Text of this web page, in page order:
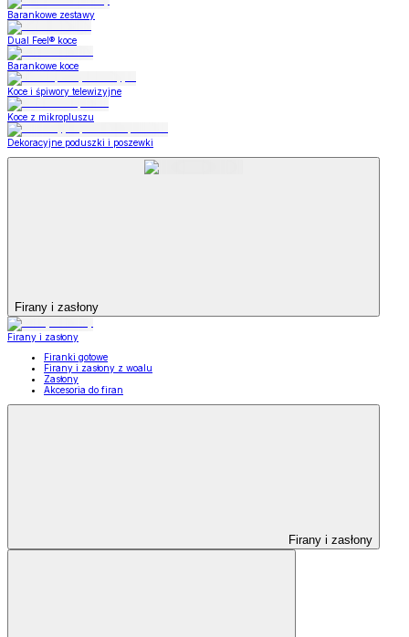
Barankowe zestawy
Dual Feel® koce
Barankowe koce
Koce i śpiwory telewizyjne
Koce z mikropluszu
Dekoracyjne poduszki i poszewki
Firany i zasłony
Firany i zasłony
Firanki gotowe
Firany i zasłony z woalu
Zasłony
Akcesoria do firan
Firany i zasłony